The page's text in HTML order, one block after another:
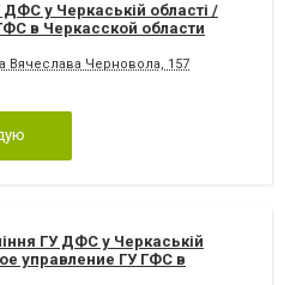
у Черкаській області /
в Черкасской области
Вячеслава Черновола, 157
ГУ ДФС у Черкаській
управление ГУ ГФС в